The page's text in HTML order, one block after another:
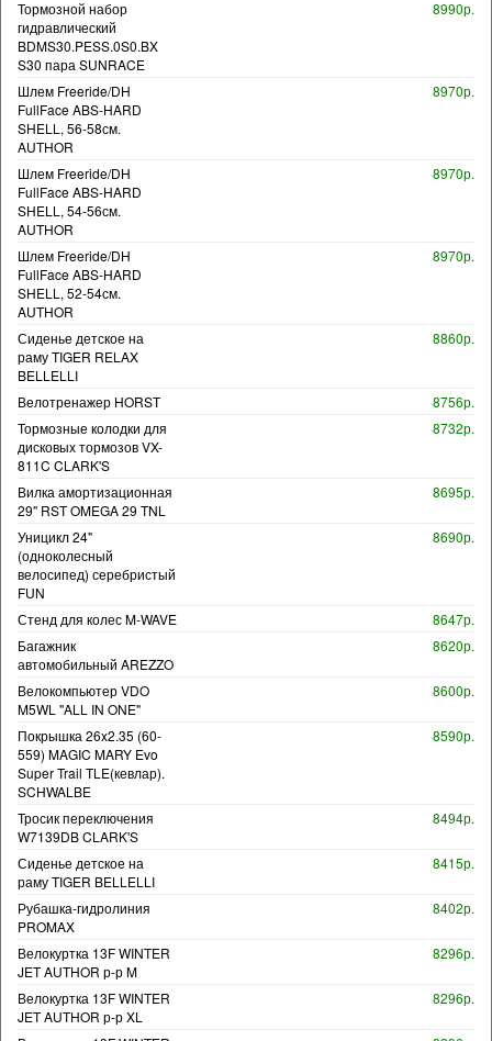
Тормозной набор
гидравлический
BDMS30.PESS.0S0.BX
S30 пара SUNRACE
8990р.
Шлем Freeride/DH
FullFace ABS-HARD
SHELL, 56-58см.
AUTHOR
8970р.
Шлем Freeride/DH
FullFace ABS-HARD
SHELL, 54-56см.
AUTHOR
8970р.
Шлем Freeride/DH
FullFace ABS-HARD
SHELL, 52-54см.
AUTHOR
8970р.
Сиденье детское на
раму TIGER RELAX
BELLELLI
8860р.
Велотренажер HORST
8756р.
Тормозные колодки для
дисковых тормозов VX-
811C CLARK'S
8732р.
Вилка амортизационная
29" RST OMEGA 29 TNL
8695р.
Уницикл 24"
(одноколесный
велосипед) серебристый
FUN
8690р.
Стенд для колес M-WAVE
8647р.
Багажник
автомобильный AREZZO
8620р.
Велокомпьютер VDO
M5WL "ALL IN ONE"
8600р.
Покрышка 26x2.35 (60-
559) MAGIC MARY Evo
Super Trail TLE(кевлар).
SCHWALBE
8590р.
Тросик переключения
W7139DB CLARK'S
8494р.
Сиденье детское на
раму TIGER BELLELLI
8415р.
Рубашка-гидролиния
PROMAX
8402р.
Велокуртка 13F WINTER
JET AUTHOR р-р M
8296р.
Велокуртка 13F WINTER
JET AUTHOR р-р XL
8296р.